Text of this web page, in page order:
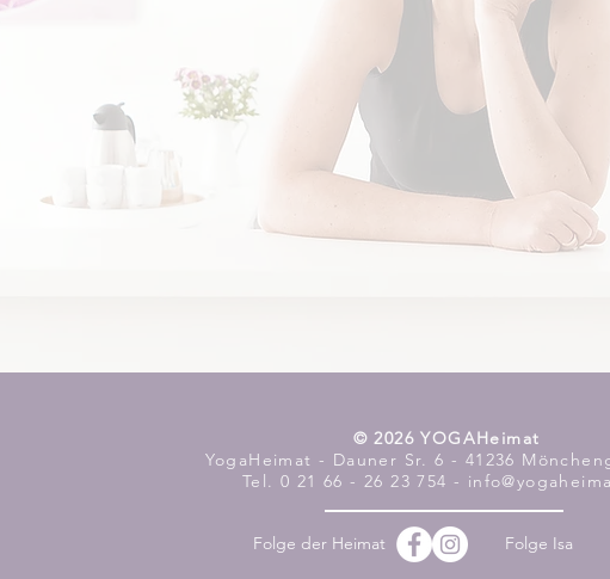
​© 2026 YOGAHeimat
YogaHeimat - Dauner Sr. 6 - 41236
Tel. 0 21 66 - 26 23 754 -
Folge der Heimat
Folge Isa